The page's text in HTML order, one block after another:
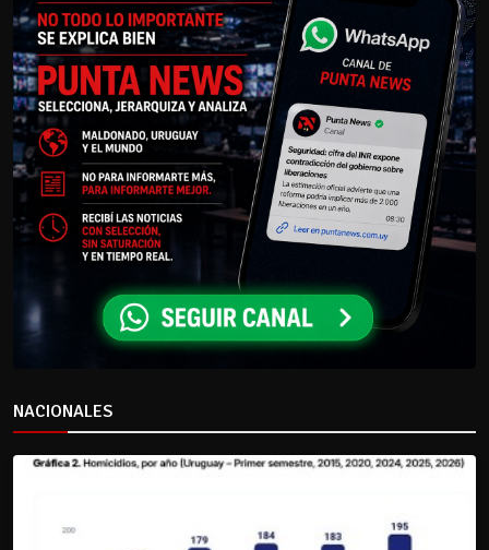
NACIONALES